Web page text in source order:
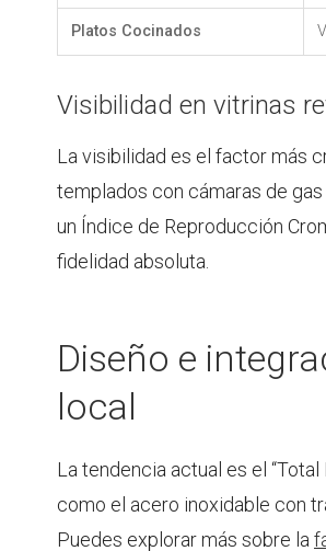
Platos Cocinados
Visibilidad en vitrinas
La visibilidad es el factor más
templados con cámaras de
un Índice de Reproducción
fidelidad absoluta.
Diseño e
local
La tendencia actual es el
como el acero inoxidable con
Puedes explorar más sobre la